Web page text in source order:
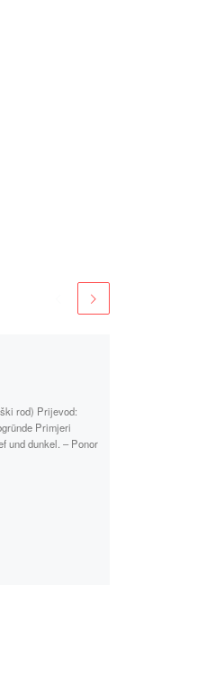
rod) Prijevod:
Primjeri
und dunkel. – Ponor